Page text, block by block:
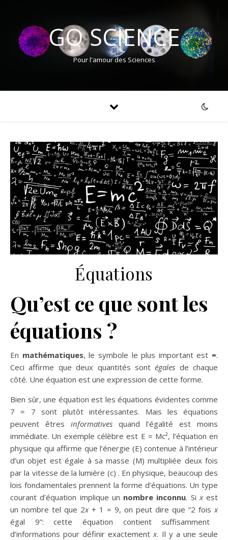
GO SCIENCE
Pour l'amour des Sciences
Équations
Qu’est ce que sont les
équations ?
En mathématiques, le symbole le plus important est =.
Ceci affirme que deux quantités sontégales de chaque
côté. Une équation est une expression de cette forme.
Bien sûr, une équation est les équations évidentes comme
7 = 7 sont plutôt intéressantes. Mais les équations
peuvent êtres informatives quand l’égalité est moins
immédiate. Un exemple célèbre est E = Mc², l’équation en
physique qui affirme que l’énergie (E) contenue à l’intérieur
d’un objet est égale à sa masse (M) multipliée deux fois
par la vitesse de la lumière (c) . En physique, beaucoup des
lois fondamentales prennent la forme d’équations. Un type
courant d’équation implique un nombre inconnu. Si xest
un nombre tel que 2x+ 1 = 9, on peut dire que “2 fois x
égal 9”: cette équation contient suffisamment
d’informations pour définir exactementx. Il y a une seule